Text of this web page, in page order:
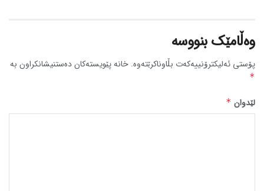
وەڵامێک بنووسە
پۆستی ئەلیکترۆنییەکەت بڵاوناکرێتەوە. خانە پێویستەکان دەستنیشانکراون بە
*
لێدوان *